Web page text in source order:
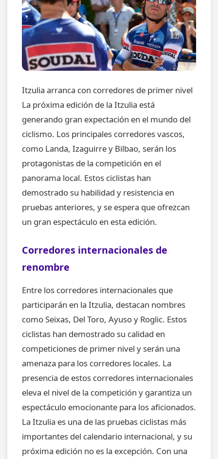
Itzulia arranca con corredores de primer nivel
La próxima edición de la Itzulia está
generando gran expectación en el mundo del
ciclismo. Los principales corredores vascos,
como Landa, Izaguirre y Bilbao, serán los
protagonistas de la competición en el
panorama local. Estos ciclistas han
demostrado su habilidad y resistencia en
pruebas anteriores, y se espera que ofrezcan
un gran espectáculo en esta edición.
Corredores internacionales de
renombre
Entre los corredores internacionales que
participarán en la Itzulia, destacan nombres
como Seixas, Del Toro, Ayuso y Roglic. Estos
ciclistas han demostrado su calidad en
competiciones de primer nivel y serán una
amenaza para los corredores locales. La
presencia de estos corredores internacionales
eleva el nivel de la competición y garantiza un
espectáculo emocionante para los aficionados.
La Itzulia es una de las pruebas ciclistas más
importantes del calendario internacional, y su
próxima edición no es la excepción. Con una